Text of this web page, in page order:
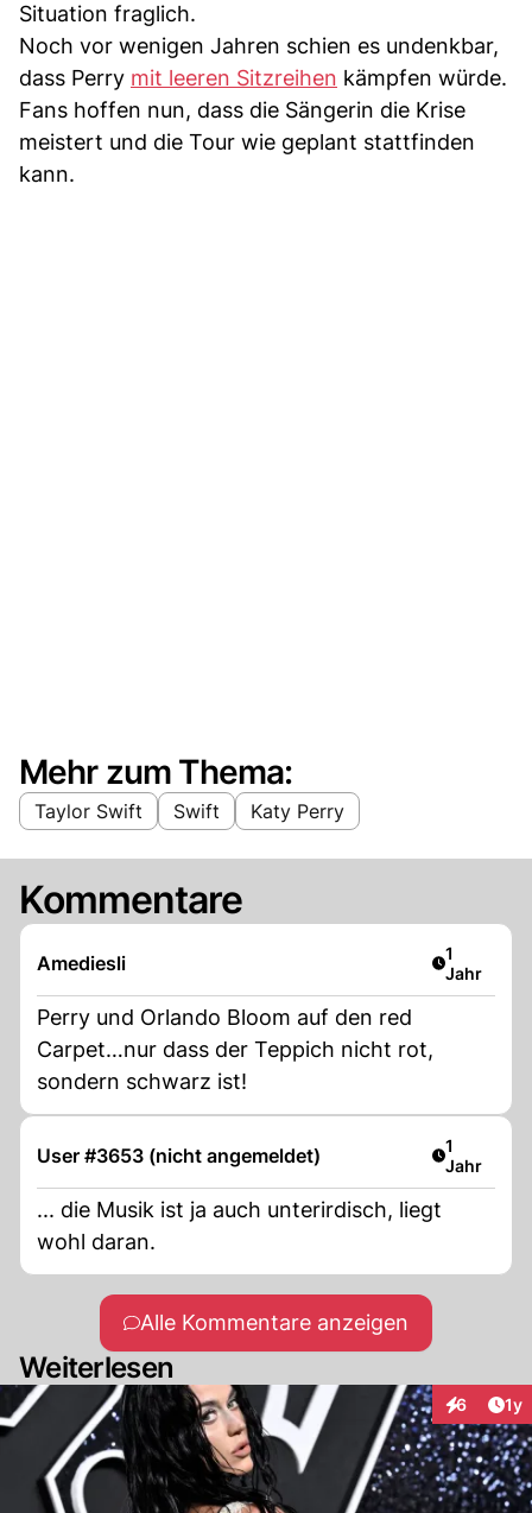
Situation fraglich.
Noch vor wenigen Jahren schien es undenkbar,
dass Perry mit leeren Sitzreihen kämpfen würde.
Fans hoffen nun, dass die Sängerin die Krise
meistert und die Tour wie geplant stattfinden
kann.
Mehr zum Thema:
Taylor Swift Swift Katy Perry
Kommentare
Amediesli Artikel
1
Jahr
Perry und Orlando Bloom auf den red
Carpet…nur dass der Teppich nicht rot,
sondern schwarz ist!
User #3653 (nicht angemeldet) Artikel
1
Jahr
... die Musik ist ja auch unterirdisch, liegt
wohl daran.
Alle Kommentare anzeigen
Weiterlesen
6 1y